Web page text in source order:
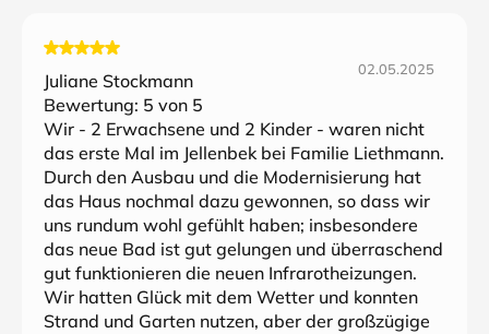
Juliane Stockmann
02.05.2025
Bewertung: 5 von 5
Wir - 2 Erwachsene und 2 Kinder - waren nicht
das erste Mal im Jellenbek bei Familie Liethmann.
Durch den Ausbau und die Modernisierung hat
das Haus nochmal dazu gewonnen, so dass wir
uns rundum wohl gefühlt haben; insbesondere
das neue Bad ist gut gelungen und überraschend
gut funktionieren die neuen Infrarotheizungen.
Wir hatten Glück mit dem Wetter und konnten
Strand und Garten nutzen, aber der großzügige